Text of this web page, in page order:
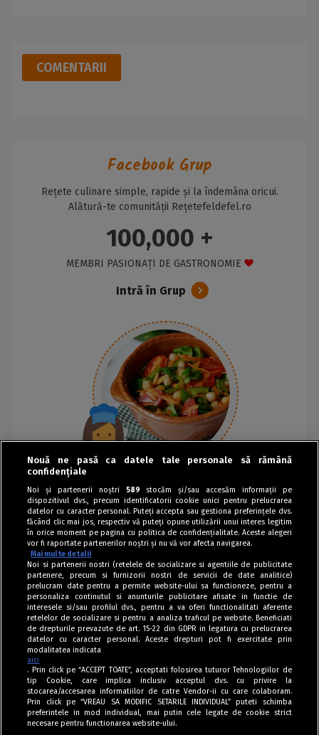
COMENTARII
Facebook Grup
Rețete culinare simple, rapide și la îndemâna oricui.
Alătură-te comunității Rețetefeldefel.ro
100,000 +
MEMBRI PASIONAȚI DE GASTRONOMIE
Intră în Grup
Tag index
Nouă ne pasă ca datele tale personale să rămână
confidențiale
Noi și partenerii noștri 589 stocăm și/sau accesăm informații pe
dispozitivul dvs., precum identificatorii cookie unici pentru prelucrarea
datelor cu caracter personal. Puteți accepta sau gestiona preferințele dvs.
făcând clic mai jos, respectiv vă puteți opune utilizării unui interes legitim
în orice moment pe pagina cu politica de confidențialitate. Aceste alegeri
vor fi raportate partenerilor noștri și nu vă vor afecta navigarea.
Mai multe detalii
Noi si partenerii nostri (retelele de socializare si agentiile de publicitate
partenere, precum si furnizorii nostri de servicii de date analitice)
prelucram date pentru a permite website-ului sa functioneze, pentru a
personaliza continutul si anunturile publicitare afisate in functie de
interesele si/sau profilul dvs., pentru a va oferi functionalitati aferente
retelelor de socializare si pentru a analiza traficul pe website. Beneficiati
de drepturile prevazute de art. 15-22 din GDPR in legatura cu prelucrarea
datelor cu caracter personal. Aceste drepturi pot fi exercitate prin
modalitatea indicata
aici
. Prin click pe “ACCEPT TOATE”, acceptati folosirea tuturor Tehnologiilor de
tip Cookie, care implica inclusiv acceptul dvs. cu privire la
stocarea/accesarea informatiilor de catre Vendor-ii cu care colaboram.
Prin click pe “VREAU SA MODIFIC SETARILE INDIVIDUAL” puteti schimba
preferintele in mod individual, mai putin cele legate de cookie strict
necesare pentru functionarea website-ului.